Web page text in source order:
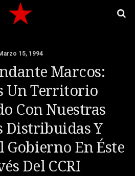
15, 1994
Marcos:
Un Territorio
Con Nuestras
Distribuidas Y
Gobierno En Éste
Del CCRI